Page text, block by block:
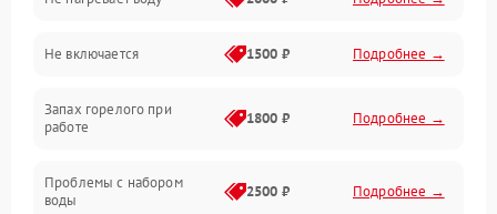
Не включается 1500 ₽ Подробнее →
Запах горелого при
работе
1800 ₽ Подробнее →
Проблемы с набором
воды
2500 ₽ Подробнее →